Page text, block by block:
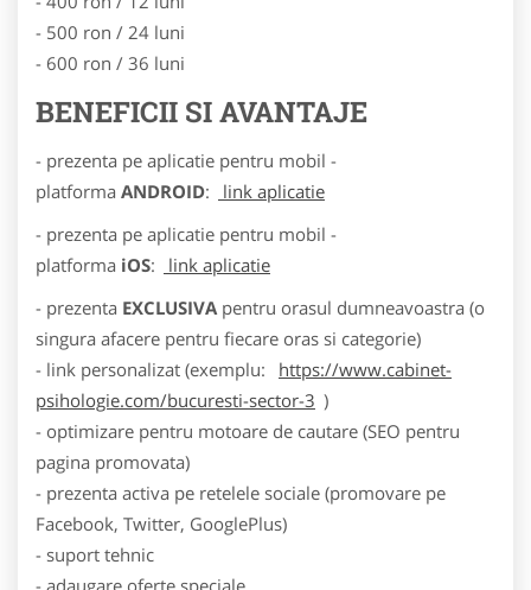
- 500 ron / 24 luni
- 600 ron / 36 luni
BENEFICII SI AVANTAJE
- prezenta pe aplicatie pentru mobil -
platforma ANDROID:
link aplicatie
- prezenta pe aplicatie pentru mobil -
platforma iOS:
link aplicatie
- prezenta EXCLUSIVA pentru orasul dumneavoastra (o
singura afacere pentru fiecare oras si categorie)
- link personalizat (exemplu:
https://www.cabinet-
psihologie.com/bucuresti-sector-3 )
- optimizare pentru motoare de cautare (SEO pentru
pagina promovata)
- prezenta activa pe retelele sociale (promovare pe
Facebook, Twitter, GooglePlus)
- suport tehnic
- adaugare oferte speciale